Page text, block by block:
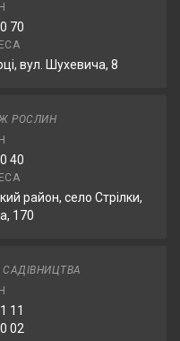
70
вул. Шухевича, 8
РОСЛИН
40
район, село Стрілки,
170
11
02